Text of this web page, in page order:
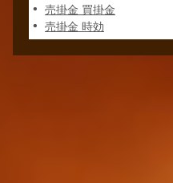
売掛金 買掛金
売掛金 時効